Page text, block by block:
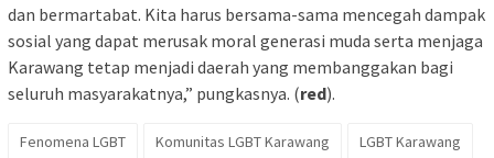
dan bermartabat. Kita harus bersama-sama mencegah dampak
sosial yang dapat merusak moral generasi muda serta menjaga
Karawang tetap menjadi daerah yang membanggakan bagi
seluruh masyarakatnya,” pungkasnya. (red).
Fenomena LGBT Komunitas LGBT Karawang
LGBT Karawang